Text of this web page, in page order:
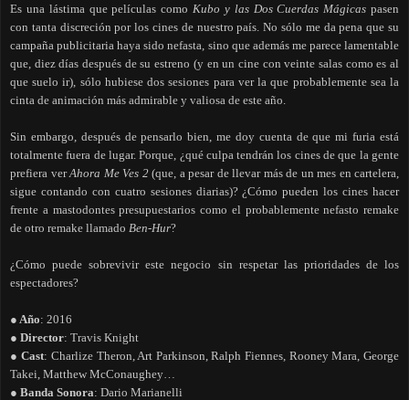
Es una lástima que películas como Kubo y las Dos Cuerdas Mágicas pasen
con tanta discreción por los cines de nuestro país. No sólo me da pena que su
campaña publicitaria haya sido nefasta, sino que además me parece lamentable
que, diez días después de su estreno (y en un cine con veinte salas como es al
que suelo ir), sólo hubiese dos sesiones para ver la que probablemente sea la
cinta de animación más admirable y valiosa de este año.
Sin embargo, después de pensarlo bien, me doy cuenta de que mi furia está
totalmente fuera de lugar. Porque, ¿qué culpa tendrán los cines de que la gente
prefiera verAhora Me Ves 2(que, a pesar de llevar más de un mes en cartelera,
sigue contando con cuatro sesiones diarias)? ¿Cómo pueden los cines hacer
frente a mastodontes presupuestarios como el probablemente nefasto remake
de otro remake llamado Ben-Hur?
¿Cómo puede sobrevivir este negocio sin respetar las prioridades de los
espectadores?
● Año: 2016
● Director: Travis Knight
● Cast: Charlize Theron, Art Parkinson, Ralph Fiennes, Rooney Mara, George
Takei, Matthew McConaughey…
● Banda Sonora: Dario Marianelli